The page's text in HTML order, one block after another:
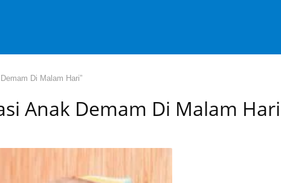
Di Malam Hari”
Anak Demam Di Malam Hari